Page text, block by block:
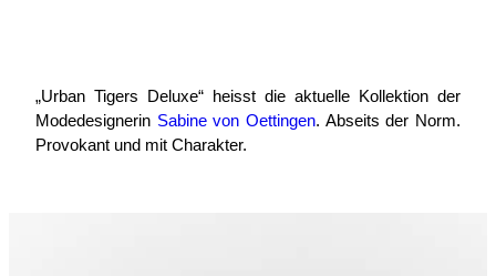
„Urban Tigers Deluxe“ heisst die aktuelle Kollektion der
Modedesignerin Sabine von Oettingen. Abseits der Norm.
Provokant und mit Charakter.